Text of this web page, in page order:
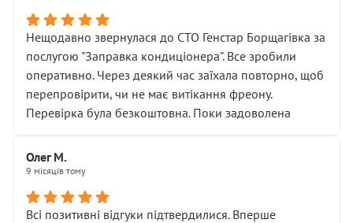
Нещодавно звернулася до СТО Генстар Борщагівка за
послугою "Заправка кондиціонера". Все зробили
оперативно. Через деякий час заїхала повторно, щоб
перепровірити, чи не має витікання фреону.
Перевірка була безкоштовна. Поки задоволена
Олег М.
9 місяців тому
Всі позитивні відгуки підтвердилися. Вперше